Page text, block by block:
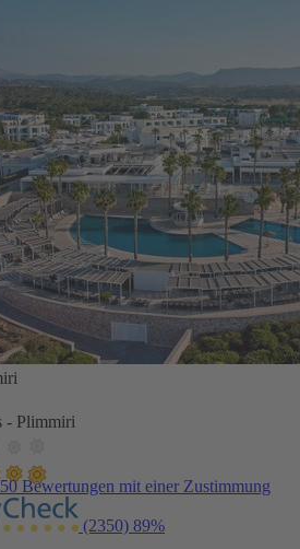
- Plimmiri
Bewertungen mit einer Zustimmung
(2350) 89%